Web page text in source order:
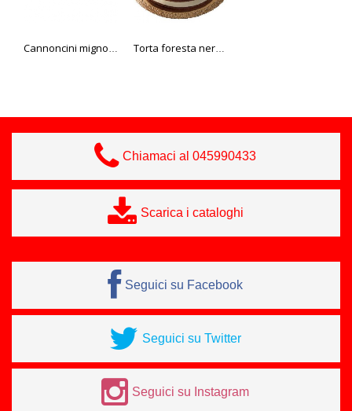
Cannoncini mignon pistacchio 28 gr. Bake it Torta foresta nera Minet
Chiamaci al 045990433
Scarica i cataloghi
Seguici su Facebook
Seguici su Twitter
Seguici su Instagram